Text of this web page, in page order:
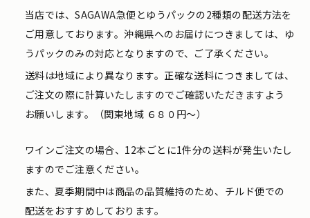
当店では、SAGAWA急便とゆうパックの2種類の配送方法を
ご用意しております。沖縄県へのお届けにつきましては、ゆ
うパックのみの対応となりますので、ご了承ください。
送料は地域により異なります。正確な送料につきましては、
ご注文の際に計算いたしますのでご確認いただきますよう
お願いします。（関東地域 ６８０円〜）
ワインご注文の場合、12本ごとに1件分の送料が発生いたし
ますのでご注意ください。
また、夏季期間中は商品の品質維持のため、チルド便での
配送をおすすめしております。